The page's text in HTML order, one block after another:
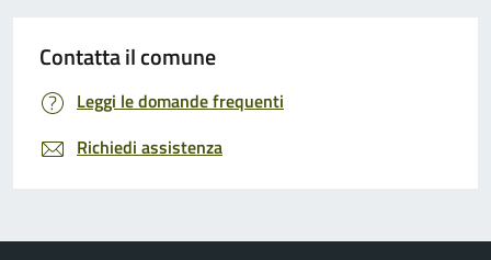
Contatta il comune
Leggi le domande frequenti
Richiedi assistenza